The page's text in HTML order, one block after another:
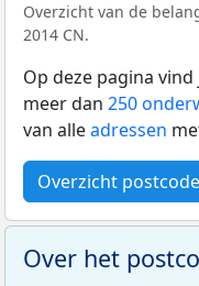
Overzicht van de
2014 CN.
Op deze pagina vind
meer dan 250
van alleadressen
Overzicht
Over het